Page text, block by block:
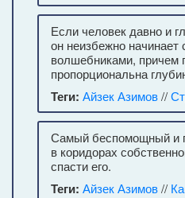
Если человек давно и
он неизбежно начинает
волшебниками, причем
пропорциональна
Теги: Айзек Азимов//
Самый беспомощный и
в коридорах
спасти его.
Теги: Айзек Азимов//